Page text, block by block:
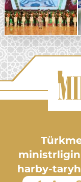
harby-